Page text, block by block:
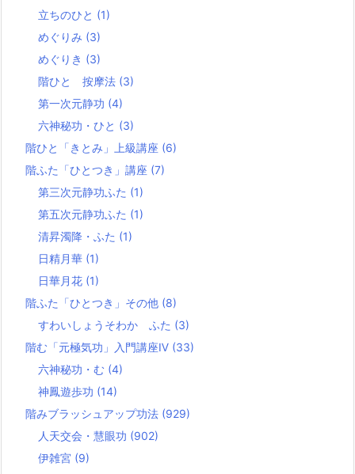
立ちのひと (1)
めぐりみ (3)
めぐりき (3)
階ひと 按摩法 (3)
第一次元静功 (4)
六神秘功・ひと (3)
階ひと「きとみ」上級講座 (6)
階ふた「ひとつき」講座 (7)
第三次元静功ふた (1)
第五次元静功ふた (1)
清昇濁降・ふた (1)
日精月華 (1)
日華月花 (1)
階ふた「ひとつき」その他 (8)
すわいしょうそわか ふた (3)
階む「元極気功」入門講座Ⅳ (33)
六神秘功・む (4)
神鳳遊歩功 (14)
階みブラッシュアップ功法 (929)
人天交会・慧眼功 (902)
伊雑宮 (9)